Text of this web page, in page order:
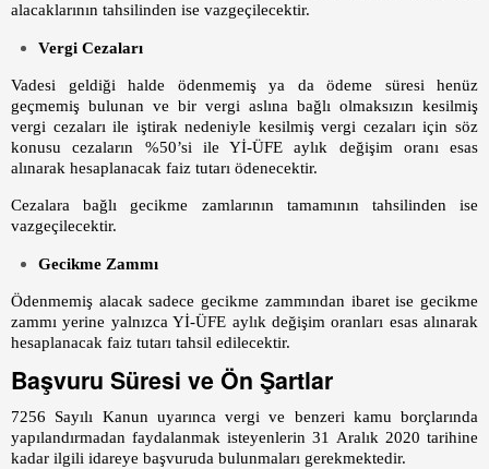
alacaklarının tahsilinden ise vazgeçilecektir.
Vergi Cezaları
Vadesi geldiği halde ödenmemiş ya da ödeme süresi henüz
geçmemiş bulunan ve bir vergi aslına bağlı olmaksızın kesilmiş
vergi cezaları ile iştirak nedeniyle kesilmiş vergi cezaları için söz
konusu cezaların %50’si ile Yİ-ÜFE aylık değişim oranı esas
alınarak hesaplanacak faiz tutarı ödenecektir.
Cezalara bağlı gecikme zamlarının tamamının tahsilinden ise
vazgeçilecektir.
Gecikme Zammı
Ödenmemiş alacak sadece gecikme zammından ibaret ise gecikme
zammı yerine yalnızca Yİ-ÜFE aylık değişim oranları esas alınarak
hesaplanacak faiz tutarı tahsil edilecektir.
Başvuru Süresi ve Ön Şartlar
7256 Sayılı Kanun uyarınca vergi ve benzeri kamu borçlarında
yapılandırmadan faydalanmak isteyenlerin 31 Aralık 2020 tarihine
kadar ilgili idareye başvuruda bulunmaları gerekmektedir.